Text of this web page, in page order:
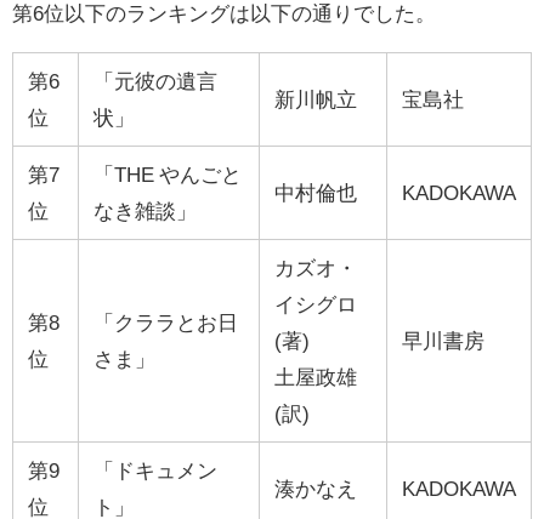
第6位以下のランキングは以下の通りでした。
第6
位
「元彼の遺言
状」
新川帆立 宝島社
第7
位
「THE やんごと
なき雑談」
中村倫也 KADOKAWA
第8
位
「クララとお日
さま」
カズオ・
イシグロ
(著)
土屋政雄
(訳)
早川書房
第9
位
「ドキュメン
ト」
湊かなえ KADOKAWA